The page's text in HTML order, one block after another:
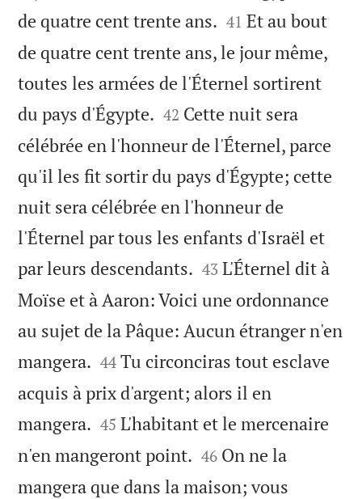
de quatre cent trente ans. 

41 Et au bout
de quatre cent trente ans, le jour même,
toutes les armées de l'Éternel sortirent
du pays d'Égypte. 

42 Cette nuit sera
célébrée en l'honneur de l'Éternel, parce
qu'il les fit sortir du pays d'Égypte; cette
nuit sera célébrée en l'honneur de
l'Éternel par tous les enfants d'Israël et
par leurs descendants. 

43 L'Éternel dit à
Moïse et à Aaron: Voici une ordonnance
au sujet de la Pâque: Aucun étranger n'en
mangera. 

44 Tu circonciras tout esclave
acquis à prix d'argent; alors il en
mangera. 

45 L'habitant et le mercenaire
n'en mangeront point. 

46 On ne la
mangera que dans la maison; vous